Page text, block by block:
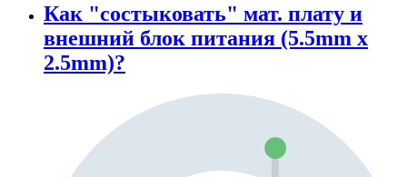
Как "состыковать" мат. плату и
внешний блок питания (5.5mm x
2.5mm)?